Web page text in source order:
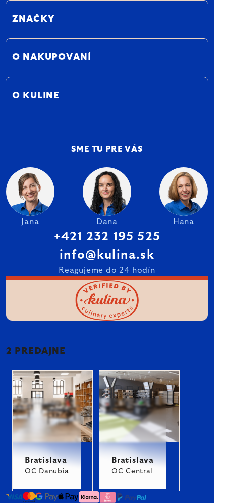
ZNAČKY
O NAKUPOVANÍ
O KULINE
SME TU PRE VÁS
Jana Dana Hana
+421 232 195 525
info@kulina.sk
Reagujeme do 24 hodín
2 PREDAJNE
Bratislava
OC Danubia
Bratislava
OC Central